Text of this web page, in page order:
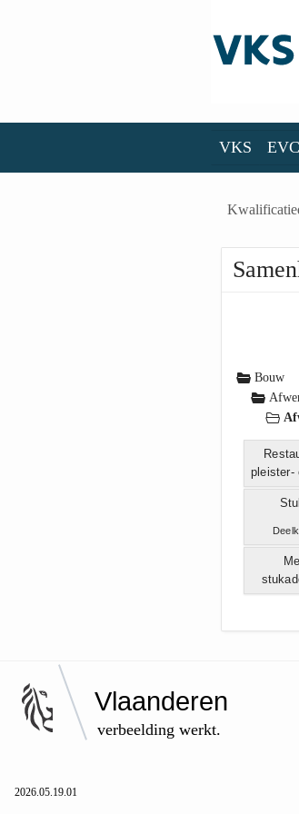
VKS EVC
Bouw
pleister-
Vlaanderen
verbeelding werkt.
2026.05.19.01